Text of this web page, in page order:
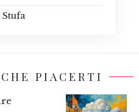
PIACERTI